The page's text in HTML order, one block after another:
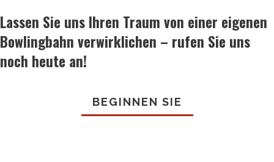
Lassen Sie uns Ihren Traum von einer eigenen
Bowlingbahn verwirklichen – rufen Sie uns
noch heute an!
BEGINNEN SIE